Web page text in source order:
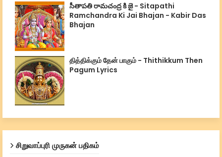
సీతాపతి రామచంద్ర కి జై - Sitapathi
Ramchandra Ki Jai Bhajan - Kabir Das
Bhajan
தித்திக்கும் தேன் பாகும் - Thithikkum Then
Pagum Lyrics
சிறுவாப்புரி முருகன் பதிகம்